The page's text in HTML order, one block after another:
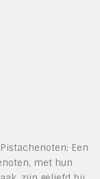
Een
met hun